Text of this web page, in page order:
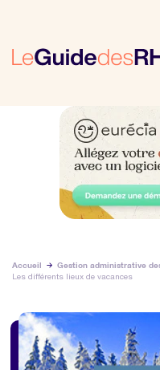
Accueil Gestion administrative
Les différents lieux de vacances